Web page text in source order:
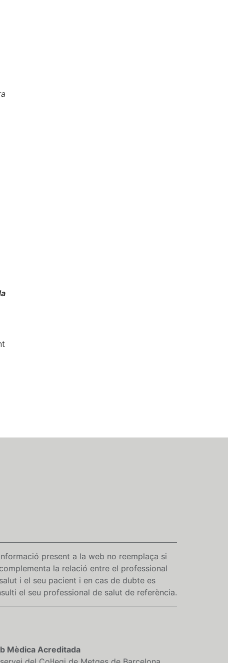
present a la web no reemplaça si
la relació entre el professional
i el seu pacient i en cas de dubte es
el seu professional de salut de referència.
Mèdica Acreditada